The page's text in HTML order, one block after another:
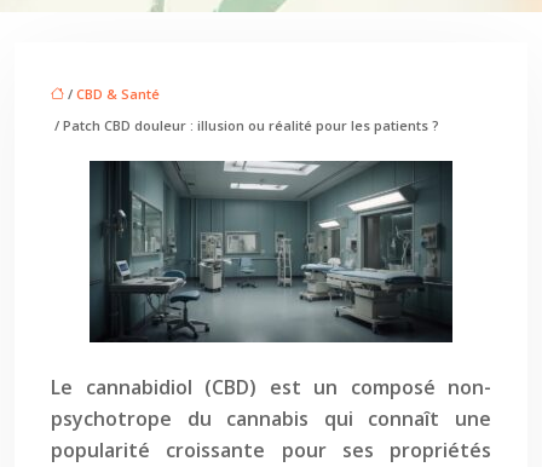
/ CBD & Santé
/ Patch CBD douleur : illusion ou réalité pour les patients ?
Le cannabidiol (CBD) est un composé non-
psychotrope du cannabis qui connaît une
popularité croissante pour ses propriétés